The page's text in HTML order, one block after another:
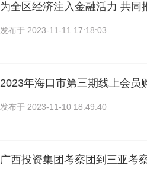
为全区经济注入金融活力 共同
发布于 2023-11-11 17:18:03
2023年海口市第三期线上会员
发布于 2023-11-10 18:49:40
广西投资集团考察团到三亚考